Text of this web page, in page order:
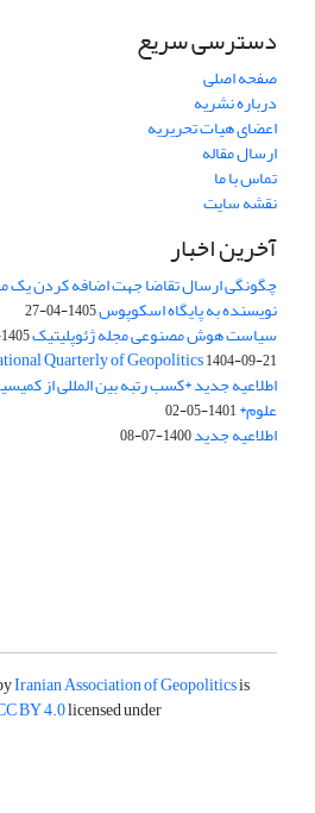
دسترسی سریع
صفحه اصلی
درباره نشریه
اعضای هیات تحریریه
ارسال مقاله
تماس با ما
نقشه سایت
آخرین اخبار
چگونگی ارسال تقاضا جهت اضافه کردن یک
نویسنده به پایگاه اسکوپوس1405-04-27
سیاست هوش مصنوعی مجله ژئوپلیتیک1405-02-22
Quarterly of Geopolitics1404-09-21
اطلاعیه جدید *کسب رتبه بین المللی از
علوم*1401-05-02
اطلاعیه جدید1400-07-08
Iranian Association of Geopoliticsis
licensed under
BY 4.0